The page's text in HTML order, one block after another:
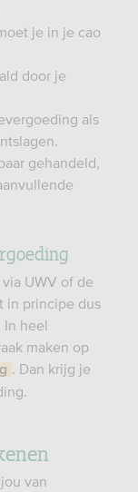
je in je cao
door je
als
gehandeld,
UWV of de
in principe dus
In heel
maken op
. Dan krijg je
van